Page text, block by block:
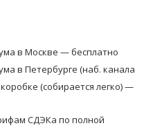
в Москве — бесплатно
в Петербурге (наб. канала
(собирается легко) —
СДЭКа по полной